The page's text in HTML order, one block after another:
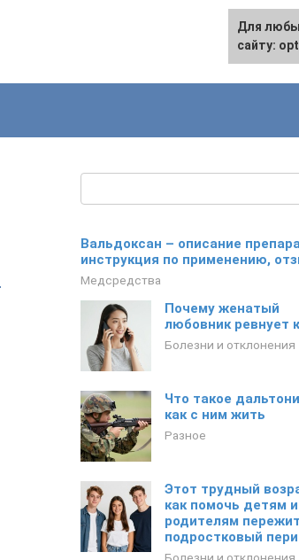
Вальдоксан – описание
инструкция по применению,
Медсредства
Почему женатый
любовник ревнует
Болезни и отклонения
Что такое
как с ним жить
Разное
Этот трудный
как помочь детям и
родителям
подростковый
Для
сайту: